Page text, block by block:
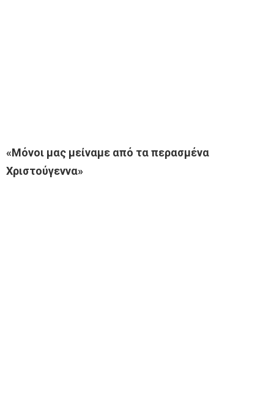
«Μόνοι μας μείναμε από τα περασμένα
Χριστούγεννα»